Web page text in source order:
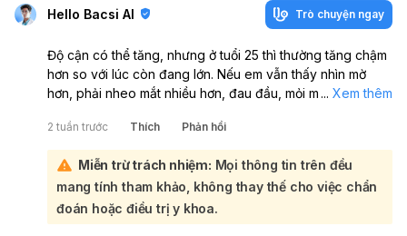
Hello Bacsi AI Trò chuyện ngay
Độ cận có thể tăng, nhưng ở tuổi 25 thì thường tăng chậm
hơn so với lúc còn đang lớn. Nếu em vẫn thấy nhìn mờ
hơn, phải nheo mắt nhiều hơn, đau đầu, mỏi mắt hoặc phải
cận chính xác. Cận thị không tự “hết” được, nhưng có thể
kiểm soát để hạn chế tăng thêm. Em nên khám chuyên
khoa mắt/khúc xạ định kỳ, dùng kính đúng số, hạn chế
nhìn gần quá lâu, giữ khoảng cách khi đọc/điện thoại,
cho mắt nghỉ sau mỗi 20–30 phút, và đi khám sớm nếu có
nhìn mờ đột ngột, chớp sáng, ruồi bay nhiều hoặc đau
... Xem thêm
2 tuần trước Thích Phản hồi
Miễn trừ trách nhiệm: Mọi thông tin trên đều
mang tính tham khảo, không thay thế cho việc chẩn
đoán hoặc điều trị y khoa.